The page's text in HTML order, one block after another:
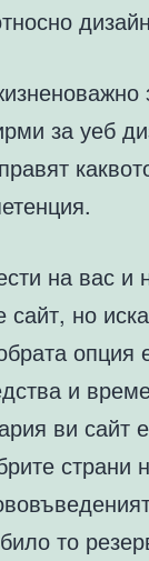
за уеб
на вас
но
опция
и
ви сайт
страни
то